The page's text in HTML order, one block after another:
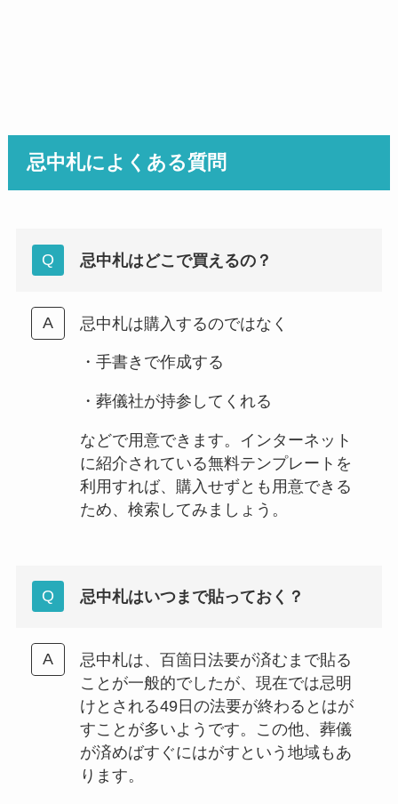
忌中札によくある質問
忌中札はどこで買えるの？
忌中札は購入するのではなく
・手書きで作成する
・葬儀社が持参してくれる
などで用意できます。インターネット
に紹介されている無料テンプレートを
利用すれば、購入せずとも用意できる
ため、検索してみましょう。
忌中札はいつまで貼っておく？
忌中札は、百箇日法要が済むまで貼る
ことが一般的でしたが、現在では忌明
けとされる49日の法要が終わるとはが
すことが多いようです。この他、葬儀
が済めばすぐにはがすという地域もあ
ります。